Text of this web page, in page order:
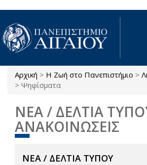
Παράκαμψη προς το κυρίως περιεχόμενο
Είστε εδώ
Αρχική > Η Ζωή στο Πανεπιστήμιο >
> Ψηφίσματα
ΝΕΑ / ΔΕΛΤΙΑ
ΑΝΑΚΟΙΝΩΣΕΙΣ
ΝΕΑ / ΔΕΛΤΙΑ ΤΥΠΟΥ